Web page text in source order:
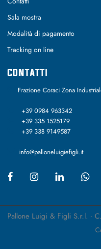
Sala mostra
Modalità di pagamento
Tracking on line
CONTATTI
Frazione Coraci Zona
+39 0984 963342
+39 335 1525179
+39 338 9149587
info@palloneluigiefigli.it
Pallone Luigi & Figli S.r.l. -